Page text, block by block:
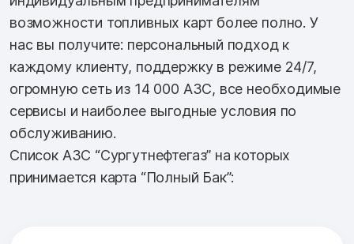
возможности топливных карт более полно. У
нас вы получите: персональный подход к
каждому клиенту, поддержку в режиме 24/7,
огромную сеть из 14 000 АЗС, все необходимые
сервисы и наиболее выгодные условия по
обслуживанию.
Список АЗС “Сургутнефтегаз” на которых
принимается карта “Полный Бак”: